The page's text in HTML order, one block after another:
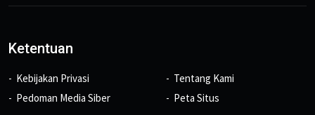
Ketentuan
Kebijakan Privasi
Pedoman Media Siber
Tentang Kami
Peta Situs